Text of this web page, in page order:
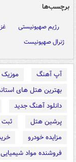
برچسب‌ها
رژیم صهیونیستی
ژنرال صهیونیست
آپ آهنگ
بهترین هتل های
دانلود آهنگ جدید
پرشین هتل
ثبت
مزایده خودرو
فروشنده مواد شیمیایی